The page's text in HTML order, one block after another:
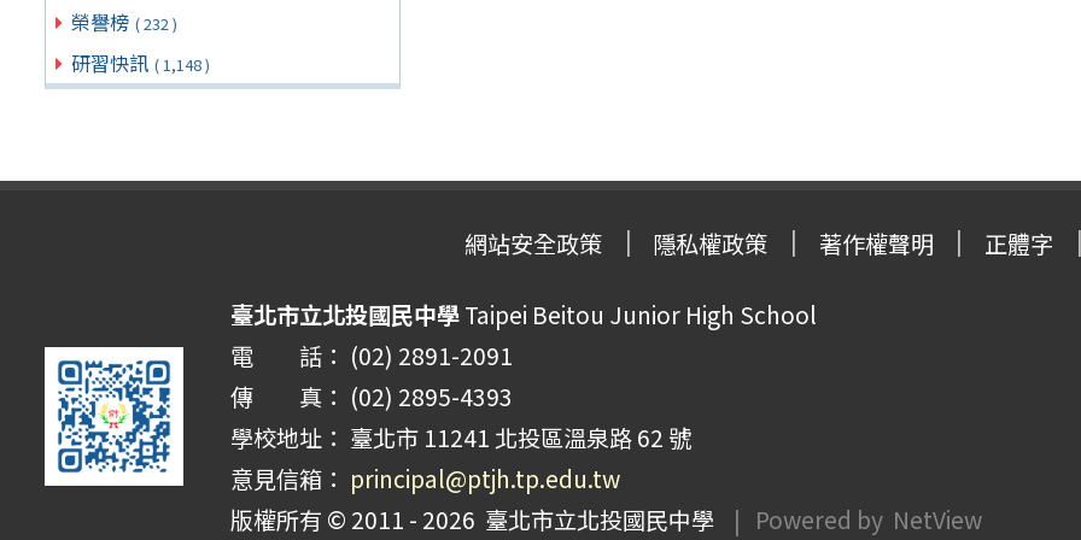
榮譽榜 ( 232 )
研習快訊 ( 1,148 )
網站安全政策 隱私權政策 著作權聲明 正體字
臺北市立北投國民中學Taipei Beitou Junior High School
電 話： (02) 2891-2091
傳 真： (02) 2895-4393
學校地址： 臺北市 11241 北投區溫泉路 62 號
意見信箱： principal@ptjh.tp.edu.tw
版權所有 © 2011 - 2026 臺北市立北投國民中學 | Powered by NetView